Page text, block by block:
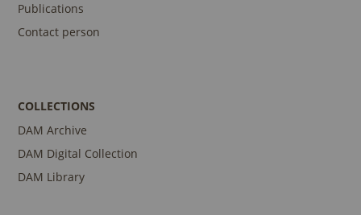
Publications
Contact person
COLLECTIONS
DAM Archive
DAM Digital Collection
DAM Library